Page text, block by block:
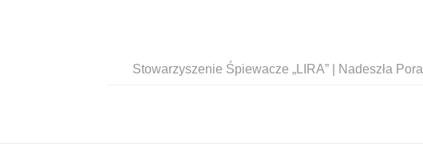
Stowarzyszenie Śpiewacze „LIRA” | Nadeszła Pora